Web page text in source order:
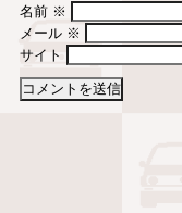
名前 ※
メール ※
サイト